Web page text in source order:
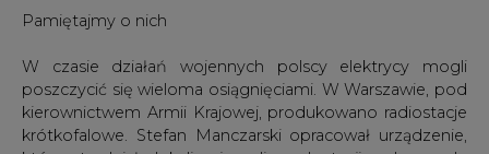
pracownicy elektrowni w Zamościu zamieniali skrzynie z
urządzeniami na skrzynie z balastem.
#Centrum prasowe #Najnowsze
informacje